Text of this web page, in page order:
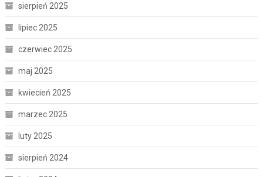
sierpień 2025
lipiec 2025
czerwiec 2025
maj 2025
kwiecień 2025
marzec 2025
luty 2025
sierpień 2024